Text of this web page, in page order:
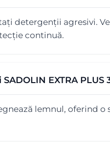
detergenții agresivi.
continuă.
EXTRA PLUS
lemnul, oferind